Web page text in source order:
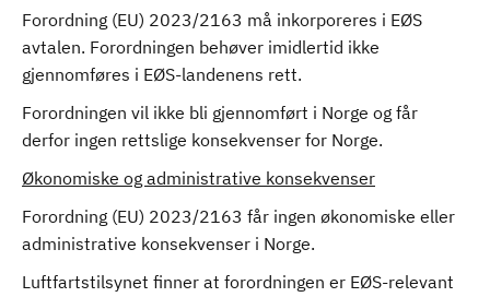
Forordning (EU) 2023/2163 må inkorporeres i EØS
avtalen. Forordningen behøver imidlertid ikke
gjennomføres i EØS-landenens rett.
Forordningen vil ikke bli gjennomført i Norge og får
derfor ingen rettslige konsekvenser for Norge.
Økonomiske og administrative konsekvenser
Forordning (EU) 2023/2163 får ingen økonomiske eller
administrative konsekvenser i Norge.
Luftfartstilsynet finner at forordningen er EØS-relevant